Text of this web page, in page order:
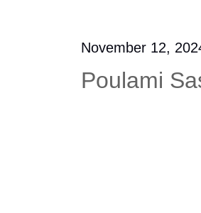
November 12,
Poulami